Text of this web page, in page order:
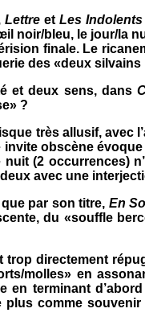
Lettreet Les Indolents
noir/bleu, le jour/la
finale. Le
des «deux
et deux sens, dans
?
très allusif, avec
obscène
nuit (2 occurrences)
avec une
par son titre, En
du «souffle
trop directement
molles» en
en terminant
plus comme